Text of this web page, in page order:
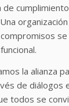
de
se
la alianza
de diálogos
todos se